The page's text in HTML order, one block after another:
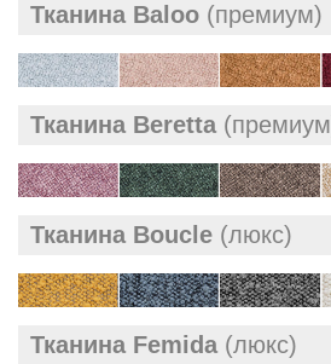
Тканина Baloo (премиум)
Тканина Beretta
Тканина Boucle (люкс)
Тканина Femida (люкс)